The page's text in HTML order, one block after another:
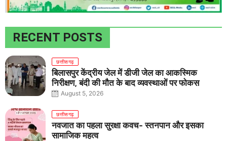
RECENT POSTS
छत्तीसगढ़
बिलासपुर केंद्रीय जेल में डीजी जेल का आकस्मिक
निरीक्षण, बंदी की मौत के बाद व्यवस्थाओं पर फोकस
August 5, 2026
छत्तीसगढ़
नवजात का पहला सुरक्षा कवच- स्तनपान और इसका
सामाजिक महत्व